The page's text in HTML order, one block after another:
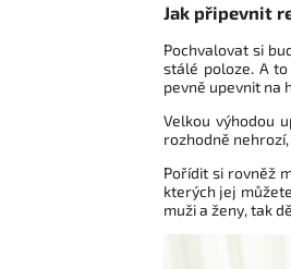
Jak připevnit
Pochvalovat si
stálé poloze. A
pevně upevnit na
Velkou výhodou
rozhodně
Pořídit si rovněž
kterých jej
muži a ženy, tak